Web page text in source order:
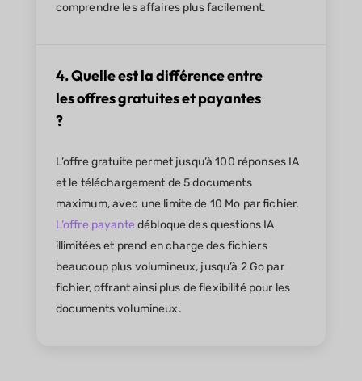
comprendre les affaires plus facilement.
4. Quelle est la différence entre
les offres gratuites et payantes
?
L’offre gratuite permet jusqu’à 100 réponses IA
et le téléchargement de 5 documents
maximum, avec une limite de 10 Mo par fichier.
L’offre payante débloque des questions IA
illimitées et prend en charge des fichiers
beaucoup plus volumineux, jusqu’à 2 Go par
fichier, offrant ainsi plus de flexibilité pour les
documents volumineux.